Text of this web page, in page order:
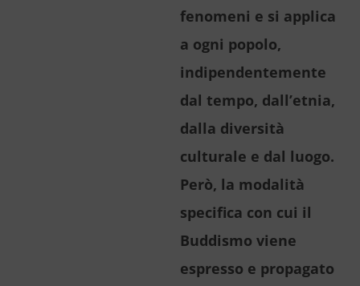
fenomeni e si applica
a ogni popolo,
indipendentemente
dal tempo, dall’etnia,
dalla diversità
culturale e dal luogo.
Però, la modalità
specifica con cui il
Buddismo viene
espresso e propagato